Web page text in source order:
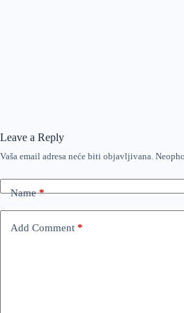
Leave a Reply
Vaša email adresa neće biti objavljivana.
Name*
Add Comment *